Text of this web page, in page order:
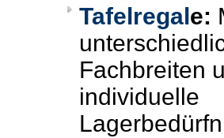
Tafelregal e:
Fachbreiten
individuelle